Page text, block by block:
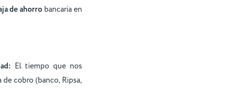
de ahorrobancaria en
El tiempo que nos
cobro (banco, Ripsa,